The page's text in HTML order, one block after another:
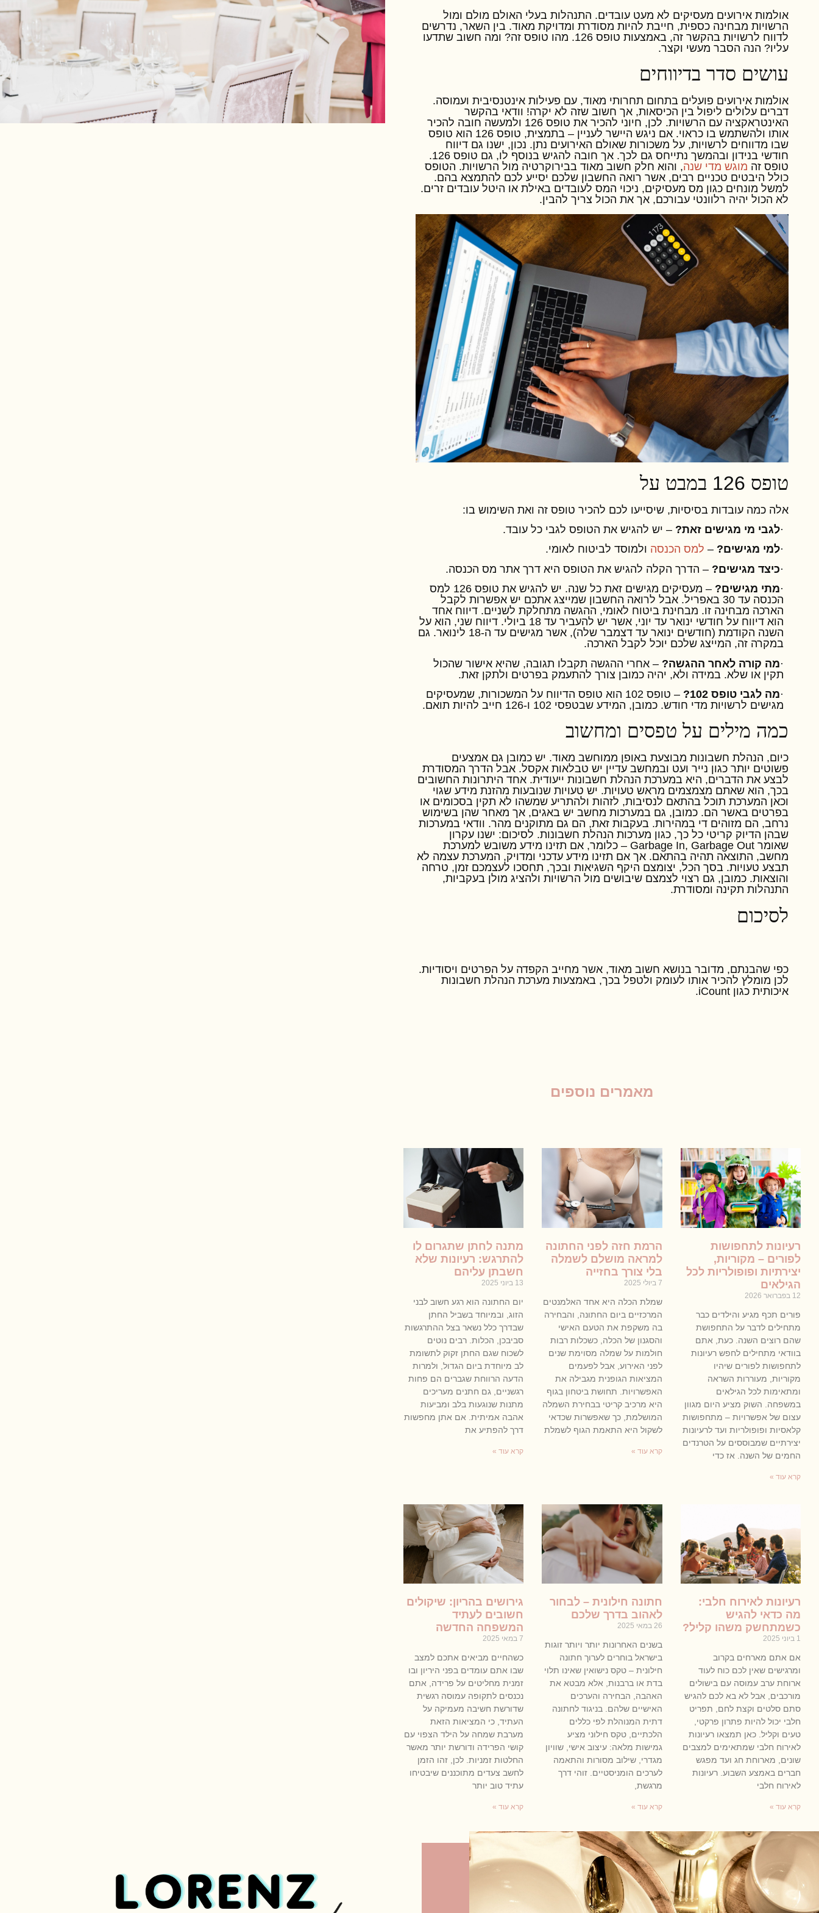
אולמות אירועים מעסיקים לא מעט עובדים. התנהלות בעלי האולם מולם ומול
הרשויות מבחינה כספית, חייבת להיות מסודרת ומדויקת מאוד. בין השאר, נדרשים
לדווח לרשויות בהקשר זה, באמצעות טופס 126. מהו טופס זה? ומה חשוב שתדעו
עליו? הנה הסבר מעשי וקצר.
עושים סדר בדיווחים
אולמות אירועים פועלים בתחום תחרותי מאוד, עם פעילות אינטנסיבית ועמוסה.
דברים עלולים ליפול בין הכיסאות, אך חשוב שזה לא יקרה! וודאי בהקשר
האינטראקציה עם הרשויות. לכן, חיוני להכיר את טופס 126 ולמעשה חובה להכיר
אותו ולהשתמש בו כראוי. אם ניגש היישר לעניין – בתמצית, טופס 126 הוא טופס
שבו מדווחים לרשויות, על משכורות שאולם האירועים נתן. נכון, ישנו גם דיווח
חודשי בנידון ובהמשך נתייחס גם לכך. אך חובה להגיש בנוסף לו, גם טופס 126
.
טופס זה מוגש מדי שנה, והוא חלק חשוב מאוד בבירוקרטיה מול הרשויות. הטופס
כולל היבטים טכניים רבים, אשר רואה החשבון שלכם יסייע לכם להתמצא בהם.
למשל מונחים כגון מס מעסיקים, ניכוי המס לעובדים באילת או היטל עובדים זרים.
לא הכול יהיה רלוונטי עבורכם, אך את הכול צריך להבין.
טופס 126 במבט על
אלה כמה עובדות בסיסיות, שיסייעו לכם להכיר טופס זה ואת השימוש בו:
·לגבי מי מגישים זאת? – יש להגיש את הטופס לגבי כל עובד.
·למי מגישים? – למס הכנסה ולמוסד לביטוח לאומי.
·כיצד מגישים? – הדרך הקלה להגיש את הטופס היא דרך אתר מס הכנסה.
·מתי מגישים? – מעסיקים מגישים זאת כל שנה. יש להגיש את טופס 126 למס
הכנסה עד 30 באפריל. אבל לרואה החשבון שמייצג אתכם יש אפשרות לקבל
הארכה מבחינה זו. מבחינת ביטוח לאומי, ההגשה מתחלקת לשניים. דיווח אחד
הוא דיווח על חודשי ינואר עד יוני, אשר יש להעביר עד 18 ביולי. דיווח שני, הוא על
השנה הקודמת (חודשים ינואר עד דצמבר שלה), אשר מגישים עד ה-18 לינואר. גם
במקרה זה, המייצג שלכם יוכל לקבל הארכה.
·מה קורה לאחר ההגשה? – אחרי ההגשה תקבלו תגובה, שהיא אישור שהכול
תקין או שלא. במידה ולא, יהיה כמובן צורך להתעמק בפרטים ולתקן זאת.
·מה לגבי טופס 102
? – טופס 102 הוא טופס הדיווח על המשכורות, שמעסיקים
מגישים לרשויות מדי חודש. כמובן, המידע שבטפסי 102 ו-126 חייב להיות תואם.
כמה מילים על טפסים ומחשוב
כיום, הנהלת חשבונות מבוצעת באופן ממוחשב מאוד. יש כמובן גם אמצעים
פשוטים יותר כגון נייר ועט ובמחשב עדיין יש טבלאות אקסל. אבל הדרך המסודרת
לבצע את הדברים, היא במערכת הנהלת חשבונות ייעודית. אחד היתרונות החשובים
בכך, הוא שאתם מצמצמים מראש טעויות. יש טעויות שנובעות מהזנת מידע שגוי
וכאן המערכת תוכל בהתאם לנסיבות, לזהות ולהתריע שמשהו לא תקין בסכומים או
בפרטים באשר הם. כמובן, גם במערכות מחשב יש באגים, אך מאחר שהן בשימוש
נרחב, הם מזוהים די במהירות. בעקבות זאת, הם גם מתוקנים מהר. וודאי במערכות
שבהן הדיוק קריטי כל כך, כגון מערכות הנהלת חשבונות. לסיכום: ישנו עקרון
שאומר Garbage In, Garbage Out – כלומר, אם תזינו מידע משובש למערכת
מחשב, התוצאה תהיה בהתאם. אך אם תזינו מידע עדכני ומדויק, המערכת עצמה לא
תבצע טעויות. בסך הכל, יצומצם היקף השגיאות ובכך, תחסכו לעצמכם זמן, טרחה
והוצאות. כמובן, גם רצוי לצמצם שיבושים מול הרשויות ולהציג מולן בעקביות,
התנהלות תקינה ומסודרת.
לסיכום
כפי שהבנתם, מדובר בנושא חשוב מאוד, אשר מחייב הקפדה על הפרטים ויסודיות.
לכן מומלץ להכיר אותו לעומק ולטפל בכך, באמצעות מערכת הנהלת חשבונות
איכותית כגון iCount
.
מאמרים נוספים
רעיונות לתחפושות
לפורים – מקוריות,
יצירתיות ופופולריות לכל
הגילאים
12 בפברואר 2026
פורים תכף מגיע והילדים כבר
מתחילים לדבר על התחפושת
שהם רוצים השנה. כעת, אתם
בוודאי מתחילים לחפש רעיונות
לתחפושות לפורים שיהיו
מקוריות, מעוררות השראה
ומתאימות לכל הגילאים
במשפחה. השוק מציע היום מגוון
עצום של אפשרויות – מתחפושות
קלאסיות ופופולריות ועד לרעיונות
יצירתיים שמבוססים על הטרנדים
החמים של השנה. אז כדי
קרא עוד »
הרמת חזה לפני החתונה
למראה מושלם לשמלה
בלי צורך בחזייה
7 ביולי 2025
שמלת הכלה היא אחד האלמנטים
המרכזיים ביום החתונה, והבחירה
בה משקפת את הטעם האישי
והסגנון של הכלה, כשכלות רבות
חולמות על שמלה מסוימת שנים
לפני האירוע, אבל לפעמים
המציאות הגופנית מגבילה את
האפשרויות. תחושת ביטחון בגוף
היא מרכיב קריטי בבחירת השמלה
המושלמת, כך שאפשרות שכדאי
לשקול היא התאמת הגוף לשמלת
קרא עוד »
מתנה לחתן שתגרום לו
להתרגש: רעיונות שלא
חשבתן עליהם
13 ביוני 2025
יום החתונה הוא רגע חשוב לבני
הזוג, ובמיוחד בשביל החתן
שבדרך כלל נשאר בצל ההתרגשות
סביבכן, הכלות. רבים נוטים
לשכוח שגם החתן זקוק לתשומת
לב מיוחדת ביום הגדול, ולמרות
הדעה הרווחת שגברים הם פחות
רגשניים, גם חתנים מעריכים
מתנות שנוגעות בלב ומביעות
אהבה אמיתית. אם אתן מחפשות
דרך להפתיע את
קרא עוד »
רעיונות לאירוח חלבי:
מה כדאי להגיש
כשמתחשק משהו קליל?
1 ביוני 2025
אם אתם מארחים בקרוב
ומרגישים שאין לכם כוח לעוד
ארוחת ערב עמוסה עם בישולים
מורכבים, אבל לא בא לכם להגיש
סתם סלטים וקצת לחם, תפריט
חלבי יכול להיות פתרון פרקטי,
טעים וקליל. כאן תמצאו רעיונות
לאירוח חלבי שמתאימים למצבים
שונים, מארוחת חג ועד מפגש
חברים באמצע השבוע. רעיונות
לאירוח חלבי
קרא עוד »
חתונה חילונית – לבחור
לאהוב בדרך שלכם
26 במאי 2025
בשנים האחרונות יותר ויותר זוגות
בישראל בוחרים לערוך חתונה
חילונית – טקס נישואין שאינו תלוי
בדת או ברבנות, אלא מבטא את
האהבה, הבחירה והערכים
האישיים שלהם. בניגוד לחתונה
דתית המנוהלת לפי כללים
הלכתיים, טקס חילוני מציע
גמישות מלאה: עיצוב אישי, שוויון
מגדרי, שילוב מסורות והתאמה
לערכים הומניסטיים. זוהי דרך
מרגשת,
קרא עוד »
גירושים בהריון: שיקולים
חשובים לעתיד
המשפחה החדשה
7 במאי 2025
כשהחיים מביאים אתכם למצב
שבו אתם עומדים בפני היריון ובו
זמנית מחליטים על פרידה, אתם
נכנסים לתקופה עמוסה רגשית
שדורשת חשיבה מעמיקה על
העתיד, כי המציאות הזאת
מערבת שמחה על הילד הצפוי עם
קושי הפרידה ודורשת יותר מאשר
החלטות זמניות. לכן, זהו הזמן
לחשב צעדים מתוכננים שיבטיחו
עתיד טוב יותר
קרא עוד »